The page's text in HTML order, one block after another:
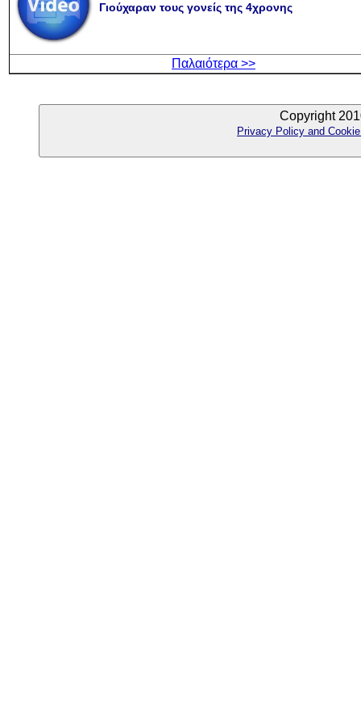
Γιούχαραν τους γονείς της 4χρονης
Παλαιότερα >>
Copyright
Privacy Policy and